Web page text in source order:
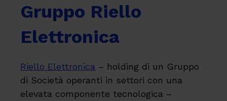
Gruppo Riello
Elettronica
Riello Elettronica – holding di un Gruppo
di Società operanti in settori con una
elevata componente tecnologica –